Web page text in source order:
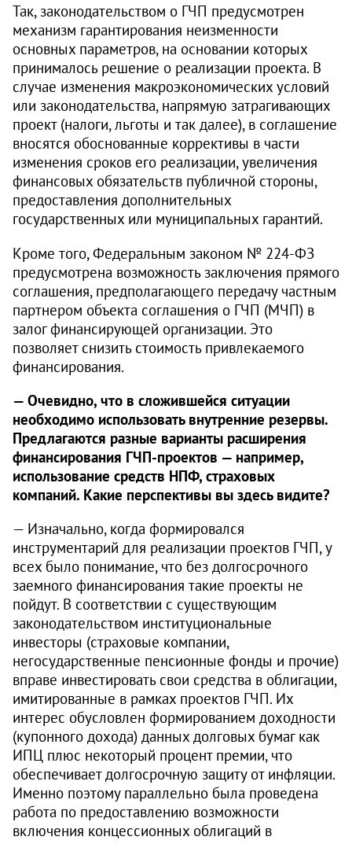
Так, законодательством о ГЧП преду­смотрен
механизм гарантирования неизменности
основных параметров, на основании которых
принималось решение о реализации проекта. В
случае изменения макроэкономических условий
или законодательства, напрямую затрагивающих
проект (налоги, льготы и так далее), в соглашение
вносятся обоснованные коррективы в части
изменения сроков его реализации, увеличения
финансовых обязательств публичной стороны,
предоставления дополнительных
государственных или муниципальных гарантий.
Кроме того, Федеральным законом № 224‑ФЗ
предусмотрена возможность заключения прямого
соглашения, предполагающего передачу частным
партнером объекта соглашения о ГЧП (МЧП) в
залог финансирующей организации. Это
позволяет снизить стоимость привлекаемого
финансирования.
— Очевидно, что в сложившейся ситуации
необходимо использовать внутренние резервы.
Предлагаются разные варианты расширения
финансирования ГЧП-проектов — например,
использование средств НПФ, страховых
компаний. Какие перспективы вы здесь видите?
— Изначально, когда формировался
инструментарий для реализации проектов ГЧП, у
всех было понимание, что без долгосрочного
заемного финансирования такие проекты не
пойдут. В соответствии с существующим
законодательством институциональные
инвесторы (страховые компании,
негосударственные пенсионные фонды и прочие)
вправе инвестировать свои средства в облигации,
имитированные в рамках проектов ГЧП. Их
интерес обусловлен формированием доходности
(купонного дохода) данных долговых бумаг как
ИПЦ плюс некоторый процент премии, что
обеспечивает долгосрочную защиту от инфляции.
Именно поэтому параллельно была проведена
работа по предоставлению возможности
включения концессионных облигаций в